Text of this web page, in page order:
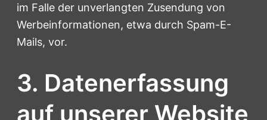
im Falle der unverlangten Zusendung von
Werbeinformationen, etwa durch Spam-E-
Mails, vor.
3. Datenerfassung
auf unserer Website